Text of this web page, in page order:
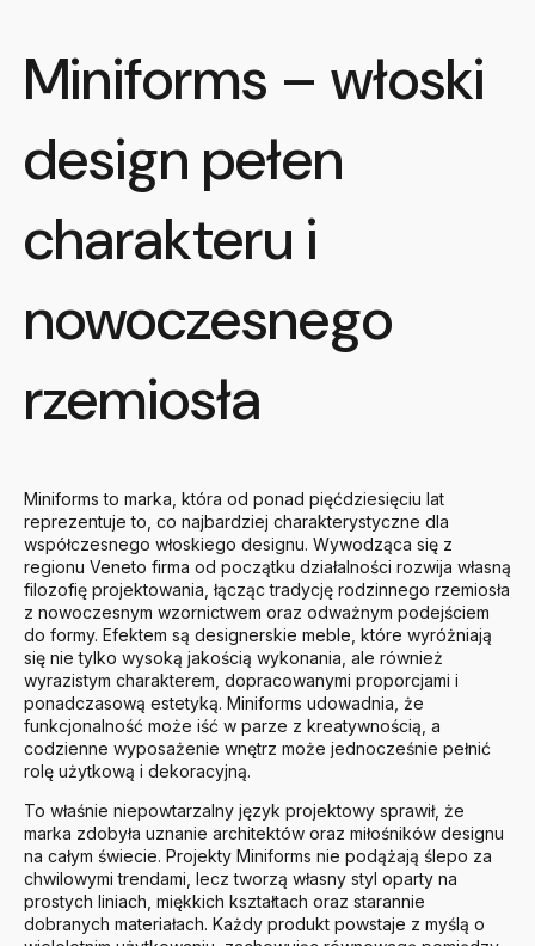
Miniforms – włoski
design pełen
charakteru i
nowoczesnego
rzemiosła
Miniforms to marka, która od ponad pięćdziesięciu lat
reprezentuje to, co najbardziej charakterystyczne dla
współczesnego włoskiego designu. Wywodząca się z
regionu Veneto firma od początku działalności rozwija własną
filozofię projektowania, łącząc tradycję rodzinnego rzemiosła
z nowoczesnym wzornictwem oraz odważnym podejściem
do formy. Efektem są designerskie meble, które wyróżniają
się nie tylko wysoką jakością wykonania, ale również
wyrazistym charakterem, dopracowanymi proporcjami i
ponadczasową estetyką. Miniforms udowadnia, że
funkcjonalność może iść w parze z kreatywnością, a
codzienne wyposażenie wnętrz może jednocześnie pełnić
rolę użytkową i dekoracyjną.
To właśnie niepowtarzalny język projektowy sprawił, że
marka zdobyła uznanie architektów oraz miłośników designu
na całym świecie. Projekty Miniforms nie podążają ślepo za
chwilowymi trendami, lecz tworzą własny styl oparty na
prostych liniach, miękkich kształtach oraz starannie
dobranych materiałach. Każdy produkt powstaje z myślą o